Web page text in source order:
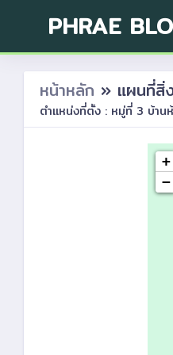
PHRAE
หน้าหลัก » แผนที่สิ่
ตำแหน่งที่ตั้ง : หมู่ที่ 3 บ้าน
+
−